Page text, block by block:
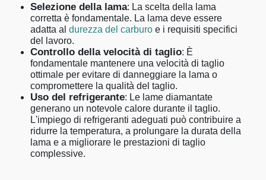
Selezione della lama: La scelta della lama
corretta è fondamentale. La lama deve essere
adatta al durezza del carburo e i requisiti specifici
del lavoro.
Controllo della velocità di taglio: È
fondamentale mantenere una velocità di taglio
ottimale per evitare di danneggiare la lama o
compromettere la qualità del taglio.
Uso del refrigerante: Le lame diamantate
generano un notevole calore durante il taglio.
L'impiego di refrigeranti adeguati può contribuire a
ridurre la temperatura, a prolungare la durata della
lama e a migliorare le prestazioni di taglio
complessive.